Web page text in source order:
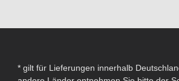
* gilt für Lieferungen innerhalb